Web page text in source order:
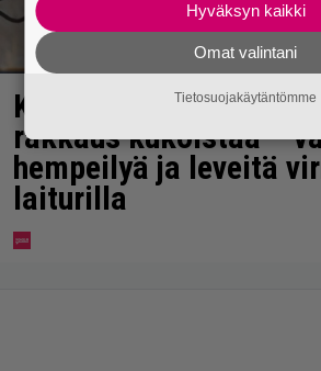
Karita Tykän ja Sami
rakkaus kukoistaa –
hempeilyä ja leveitä
laiturilla
Hyväksyn kaikki
Omat valintani
Tietosuojakäytäntömme